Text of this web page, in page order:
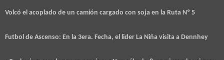
Volcó el acoplado de un camión cargado con soja en la Ruta Nº 5
Futbol de Ascenso: En la 3era. Fecha, el lider La Niña visita a Dennhey